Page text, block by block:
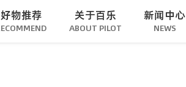
好物推荐 关于百乐
ABOUT PILOT
新闻中心
NEWS